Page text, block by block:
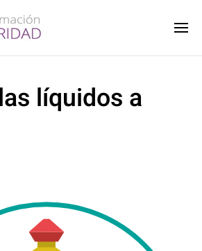
líquidos a